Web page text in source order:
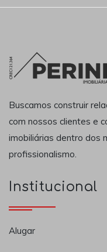
Buscamos construir
com nossos clientes e
imobiliárias dentro dos
profissionalismo.
Institucional
Alugar